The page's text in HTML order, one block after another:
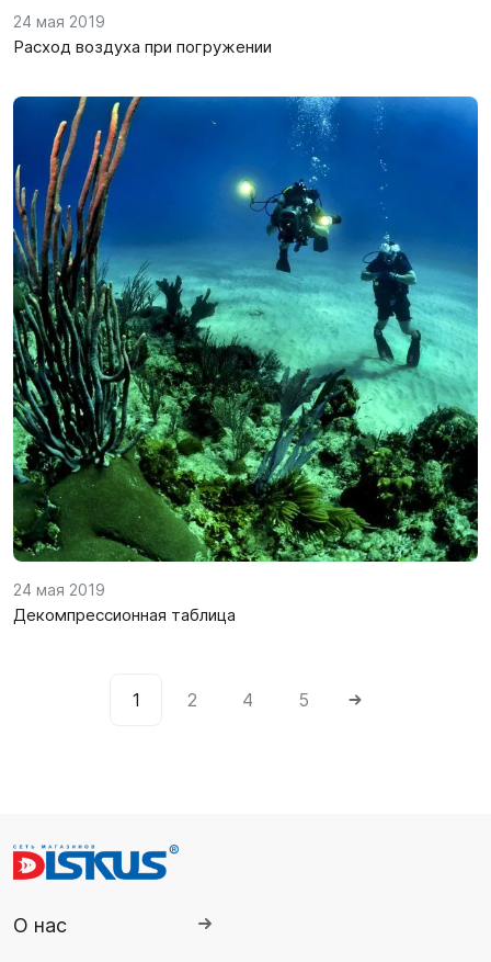
24 мая 2019
Расход воздуха при погружении
24 мая 2019
Декомпрессионная таблица
1 2 4 5
О нас